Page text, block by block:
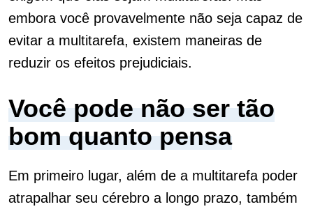
embora você provavelmente não seja capaz de
evitar a multitarefa, existem maneiras de
reduzir os efeitos prejudiciais.
Você pode não ser tão
bom quanto pensa
Em primeiro lugar, além de a multitarefa poder
atrapalhar seu cérebro a longo prazo, também